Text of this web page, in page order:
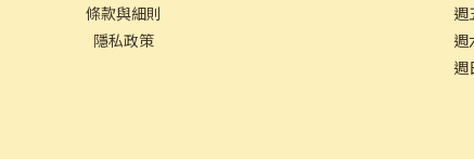
條款與細則
隱私政策
週
週
週